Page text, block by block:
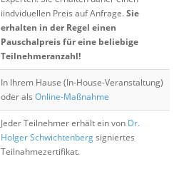
iindviduellen Preis auf Anfrage.Sie
erhalten in der Regel einen
Pauschalpreis für eine beliebige
Teilnehmeranzahl!
In Ihrem Hause (In-House-Veranstaltung)
oder als Online-Maßnahme
Jeder Teilnehmer erhält ein von Dr.
Holger Schwichtenbergsigniertes
Teilnahmezertifikat.